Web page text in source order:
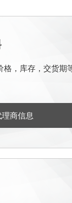
，库存，交货期
理商信息